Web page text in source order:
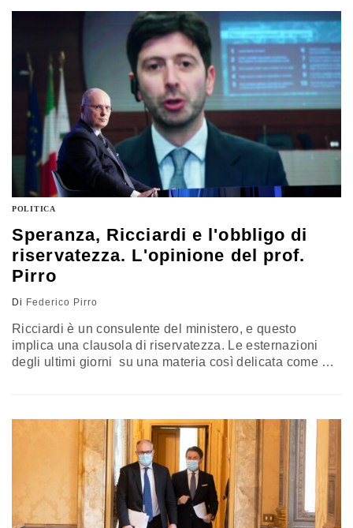
POLITICA
Speranza, Ricciardi e l'obbligo di
riservatezza. L'opinione del prof.
Pirro
Di Federico Pirro
Ricciardi è un consulente del ministero, e questo
implica una clausola di riservatezza. Le esternazioni
degli ultimi giorni su una materia così delicata come un